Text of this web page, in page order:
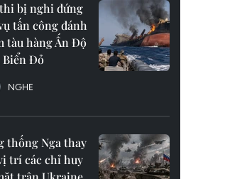
bị nghi đứng
tấn công đánh
tàu hàng Ấn Độ
Đỏ
NGHE
thống Nga thay
trí các chỉ huy